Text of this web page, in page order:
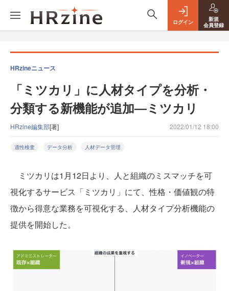
ログイン
新規
会員登録
HRzineニュース
「ミツカリ」に人材タイプを分析・
分類する新機能が追加―ミツカリ
HRzine編集部[著] 2022/01/12 18:00
適性検査 データ分析 人材データ管理
ミツカリは1月12日より、人と組織のミスマッチを可
視化するサービス「ミツカリ」にて、性格・価値観の特
徴から得意な業務を可視化する、人材タイプ分析機能の
提供を開始した。